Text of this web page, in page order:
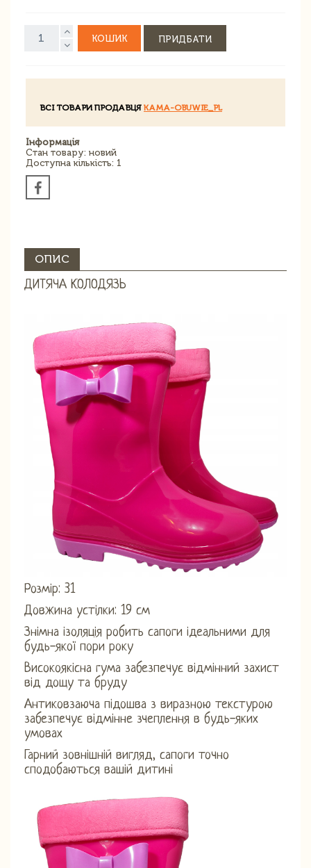
КОШИК ПРИДБАТИ
ВСІ ТОВАРИ ПРОДАВЦЯ KAMA-OBUWIE_PL
Інформація
Стан товару: новий
Доступна кількість: 1
ОПИС
ДИТЯЧА КОЛОДЯЗЬ
Розмір: 31
Довжина устілки: 19 см
Знімна ізоляція робить сапоги ідеальними для
будь-якої пори року
Високоякісна гума забезпечує відмінний захист
від дощу та бруду
Антиковзаюча підошва з виразною текстурою
забезпечує відмінне зчеплення в будь-яких
умовах
Гарний зовнішній вигляд, сапоги точно
сподобаються вашій дитині